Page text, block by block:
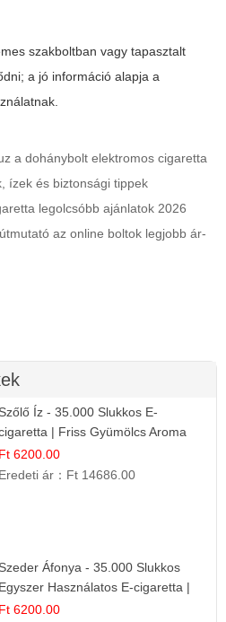
szakboltban vagy tapasztalt
a jó információ alapja a
a dohánybolt elektromos cigaretta
ízek és biztonsági tippek
legolcsóbb ajánlatok 2026
az online boltok legjobb ár-
Szőlő Íz - 35.000 Slukkos E-
| Friss Gyümölcs Aroma
Ft 6200.00
Eredeti ár： Ft 14686.00
Szeder Áfonya - 35.000 Slukkos
Egyszer Használatos E-cigaretta |
Prémium Ízélmény
Ft 6200.00